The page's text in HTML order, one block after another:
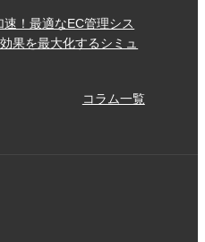
！最適なEC管理シス
果を最大化するシミュ
コラム一覧